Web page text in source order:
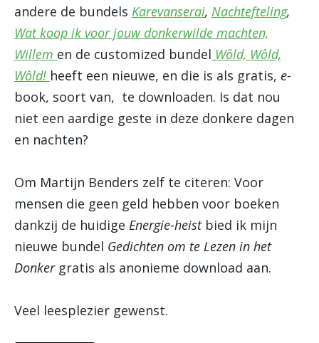
andere de bundels Karevanserai, Nachtefteling,
Wat koop ik voor jouw donkerwilde machten,
Willem en de customized bundel Wôld, Wôld,
Wôld! heeft een nieuwe, en die is als gratis, e-
book, soort van, te downloaden. Is dat nou
niet een aardige geste in deze donkere dagen
en nachten?
Om Martijn Benders zelf te citeren: Voor
mensen die geen geld hebben voor boeken
dankzij de huidige Energie-heistbied ik mijn
nieuwe bundel Gedichten om te Lezen in het
Donkergratis als anonieme download aan.
Veel leesplezier gewenst.